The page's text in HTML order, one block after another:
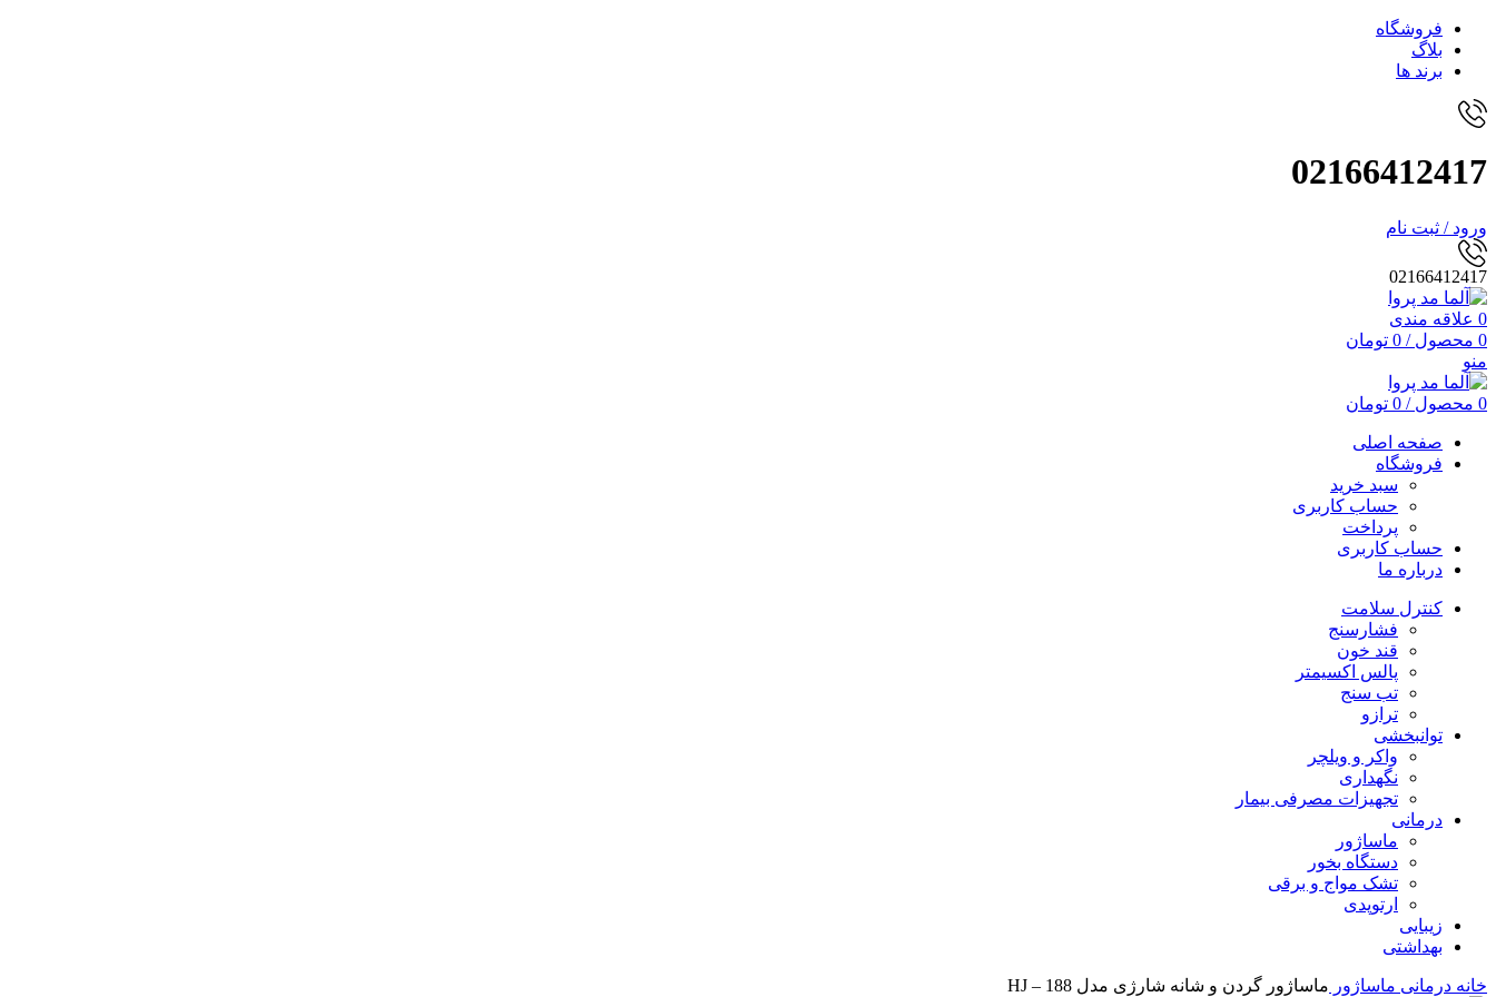
فروشگاه
بلاگ
برند ها
02166412417
ورود / ثبت نام
02166412417
0 علاقه مندی
0 محصول /
0 تومان
منو
0 محصول /
0 تومان
صفحه اصلی
فروشگاه
سبد خرید
حساب کاربری
پرداخت
حساب کاربری
درباره ما
کنترل سلامت
فشارسنج
قند خون
پالس اکسیمتر
تب سنج
ترازو
توانبخشی
واکر و ویلچر
نگهداری
تجهیزات مصرفی بیمار
درمانی
ماساژور
دستگاه بخور
تشک مواج و برقی
ارتوپدی
زیبایی
بهداشتی
خانه درمانی ماساژور ماساژور گردن و شانه شارژی مدل HJ – 188